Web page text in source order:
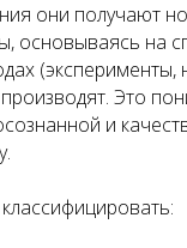
они получают
основываясь на
Это
и